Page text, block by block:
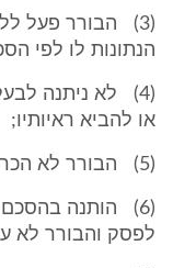
(3) הבורר פעל
הנתונות לו לפי
(4) לא ניתנה
או להביא ראיותיו;
(5) הבורר לא הכריע באחד הענינים שנמסרו להכרעתו;
(6) הותנה
לפסק והבורר לא